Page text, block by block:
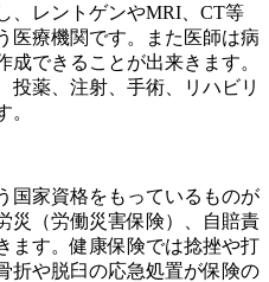
、レントゲンやMRI、CT等
医療機関です。また医師は病
できることが出来きます。
投薬、注射、手術、リハビリ
。
国家資格をもっているものが
災（労働災害保険）、自賠責
ます。健康保険では捻挫や打
折や脱臼の応急処置が保険の